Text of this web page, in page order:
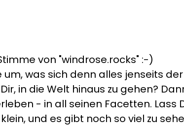
von "windrose.rocks" :-)
um, was sich denn alles jenseits
in die Welt hinaus zu gehen?
- in all seinen Facetten.
und es gibt noch so viel zu